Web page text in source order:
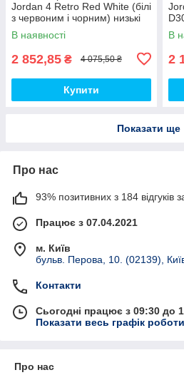
Jordan 4 Retro Red White (білі
з червоним і чорним) низькі
демі кроси PD7361 топ
В наявності
2 852,85 ₴ 4 075,50 ₴
Купити
В
2
Показати ще
Про нас
93% позитивних з 184 відгуків
Працює з 07.04.2021
м. Київ
бульв. Перова, 10. (02139),
Контакти
Сьогодні працює з 09:30 до
Показати весь графік роботи
Про нас